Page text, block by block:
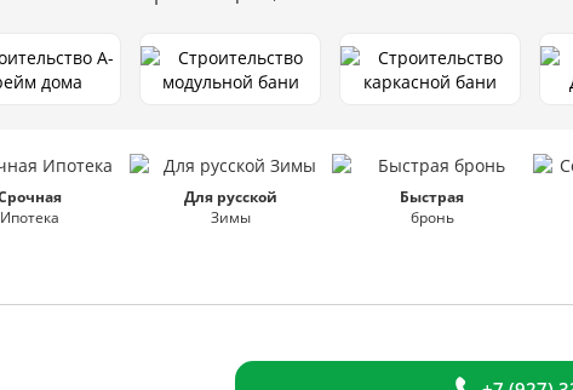
Ипотека
Для русской
Зимы
Быстрая
бронь